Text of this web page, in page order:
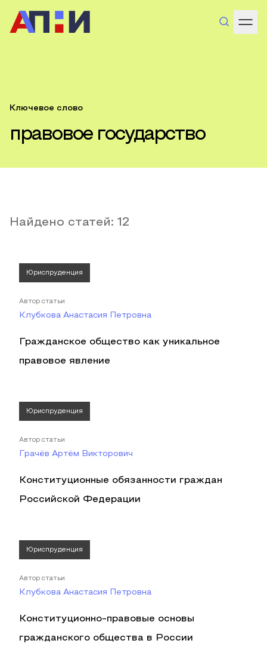
Ключевое слово
правовое государство
Найдено статей: 12
Юриспруденция
Автор статьи
Клубкова Анастасия Петровна
Гражданское общество как уникальное
правовое явление
Юриспруденция
Автор статьи
Грачёв Артём Викторович
Конституционные обязанности граждан
Российской Федерации
Юриспруденция
Автор статьи
Клубкова Анастасия Петровна
Конституционно-правовые основы
гражданского общества в России